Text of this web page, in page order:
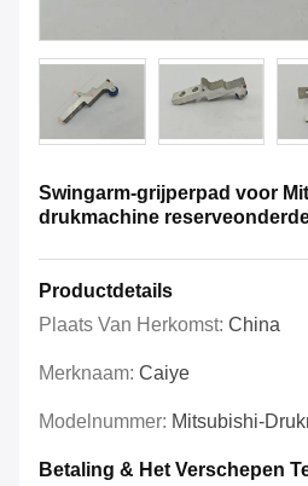
Swingarm-grijperpad voor
drukmachine
Productdetails
Plaats Van Herkomst: China
Merknaam: Caiye
Modelnummer: Mitsubishi-
Betaling & Het Verschepen